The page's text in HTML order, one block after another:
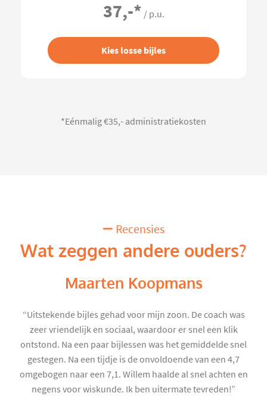
37,-* / p.u.
Kies losse bijles
*Eénmalig €35,- administratiekosten
Recensies
Wat zeggen andere ouders?
Maarten Koopmans
“Uitstekende bijles gehad voor mijn zoon. De coach was
zeer vriendelijk en sociaal, waardoor er snel een klik
ontstond. Na een paar bijlessen was het gemiddelde snel
gestegen. Na een tijdje is de onvoldoende van een 4,7
omgebogen naar een 7,1. Willem haalde al snel achten en
negens voor wiskunde. Ik ben uitermate tevreden!”